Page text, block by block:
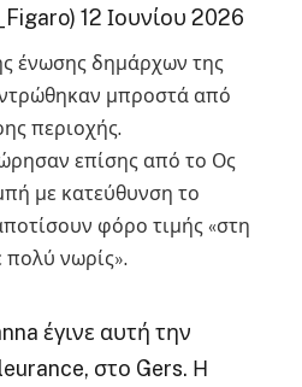
12 Ιουνίου 2026
ένωσης δημάρχων της
μπροστά από
περιοχής.
επίσης από το Ος
με κατεύθυνση το
φόρο τιμής «στη
πολύ νωρίς».
έγινε αυτή την
στο Gers. Η